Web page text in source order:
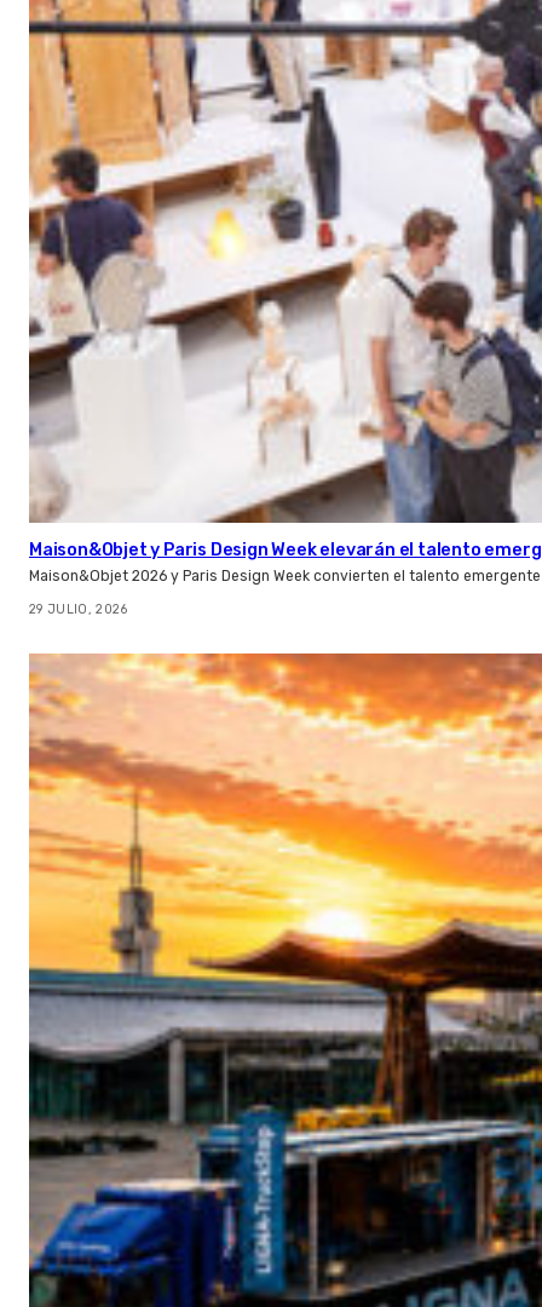
Maison&Objet y Paris Design Week elevarán el talento
Maison&Objet 2026 y Paris Design Week convierten el talento
29 JULIO, 2026